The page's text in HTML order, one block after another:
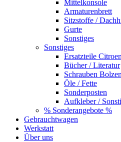
Mittelkonsole
Armaturenbrett
Sitzstoffe /
Gurte
Sonstiges
Sonstiges
Ersatzteile
Bücher / Literatur
Schrauben
Öle / Fette
Sonderposten
Aufkleber /
% Sonderangebote %
Gebrauchtwagen
Werkstatt
Über uns